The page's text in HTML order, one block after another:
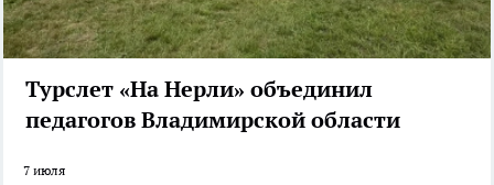
Турслет «На Нерли» объединил
педагогов Владимирской области
7 июля